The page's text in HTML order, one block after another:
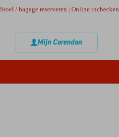
Stoel / bagage reserveren |Online inchecken
Mijn Corendon